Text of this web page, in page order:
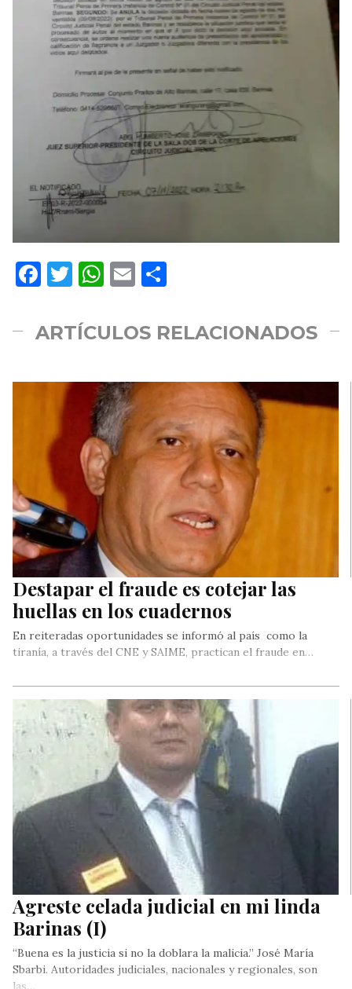
Facebook
Twitter
WhatsApp
Email
ARTÍCULOS RELACIONADOS
Destapar el fraude es cotejar las
huellas en los cuadernos
En reiteradas oportunidades se informó al país como la
tiranía, a través del CNE y SAIME, practican el fraude en…
Agreste celada judicial en mi linda
Barinas (I)
“Buena es la justicia si no la doblara la malicia.” José María
Sbarbi. Autoridades judiciales, nacionales y regionales, son
las…